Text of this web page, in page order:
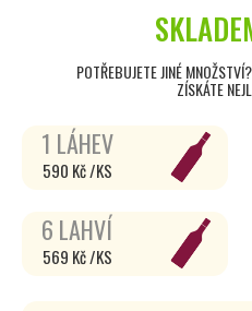
POTŘEBUJETE JINÉ
ZÍSKÁTE
1 LÁHEV
590 Kč /KS
6 LAHVÍ
569 Kč /KS